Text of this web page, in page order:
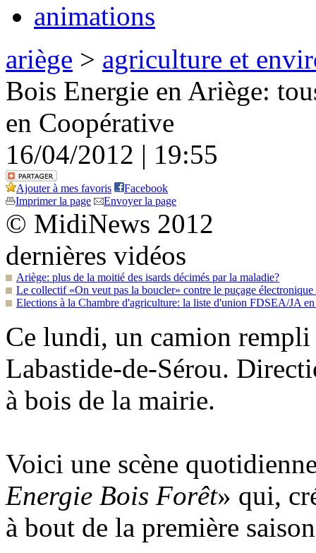
animations
ariège > agriculture et
Bois Energie en Ariège:
en Coopérative
16/04/2012 | 19:55
Ajouter à mes favoris
Facebook
Imprimer la page
Envoyer la page
© MidiNews 2012
dernières vidéos
Ariège: plus de la moitié des isards décimés par la maladie?
Le collectif «On veut pas la boucler» contre le puçage électronique
Elections à la Chambre d'agriculture: la liste d'union FDSEA/JA en
Ce lundi, un camion rempli
Labastide-de-Sérou.
à bois de la mairie.
Voici une scène
Energie Bois Forêt» qui,
à bout de la première